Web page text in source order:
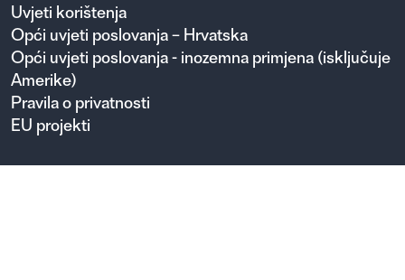
Uvjeti korištenja
Opći uvjeti poslovanja – Hrvatska
Opći uvjeti poslovanja - inozemna primjena (isključuje
Amerike)
Pravila o privatnosti
EU projekti